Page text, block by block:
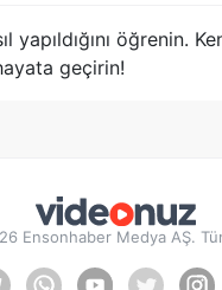
yapıldığını öğrenin.
geçirin!
Ensonhaber Medya AŞ. Tüm